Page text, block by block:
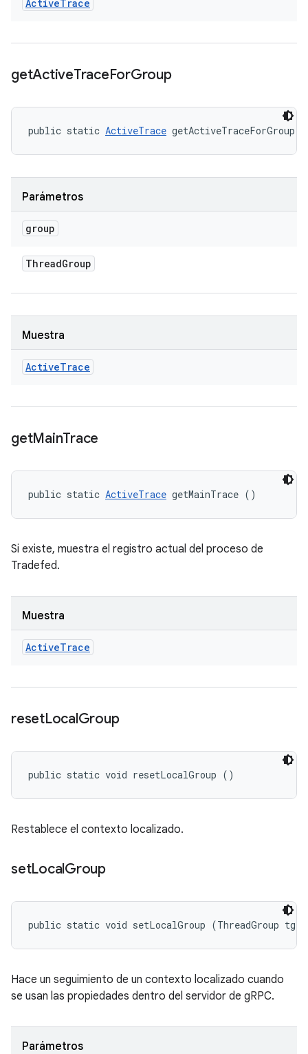
ActiveTrace
getActiveTraceForGroup
public static ActiveTrace getActiveTraceForGroup
Parámetros
group
ThreadGroup
Muestra
ActiveTrace
getMainTrace
public static ActiveTrace getMainTrace ()
Si existe, muestra el registro actual del proceso de
Tradefed.
Muestra
ActiveTrace
resetLocalGroup
public static void resetLocalGroup ()
Restablece el contexto localizado.
setLocalGroup
public static void setLocalGroup (ThreadGroup tg)
Hace un seguimiento de un contexto localizado cuando
se usan las propiedades dentro del servidor de gRPC.
Parámetros